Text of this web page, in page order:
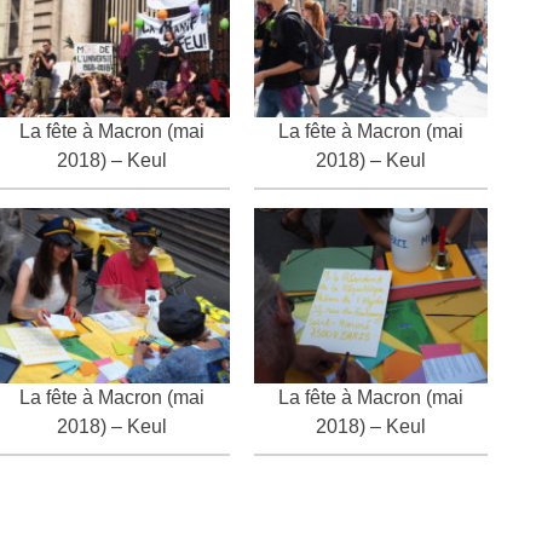
La fête à Macron (mai
2018) – Keul
La fête à Macron (mai
2018) – Keul
La fête à Macron (mai
2018) – Keul
La fête à Macron (mai
2018) – Keul